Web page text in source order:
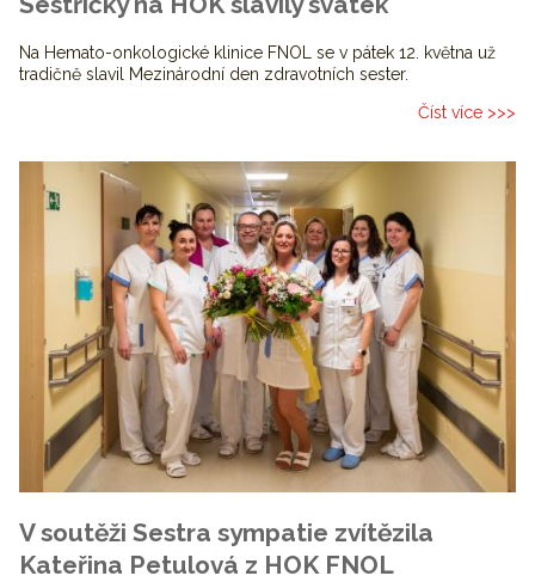
Na Hemato-onkologické klinice FNOL se v pátek 12. května už
tradičně slavil Mezinárodní den zdravotních sester.
Číst více >>>
V soutěži Sestra sympatie zvítězila
Kateřina Petulová z HOK FNOL